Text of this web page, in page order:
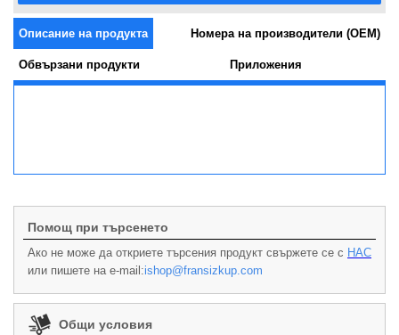
Описание на продукта Номера на производители (OEM)
Обвързани продукти Приложения
Помощ при търсенето
Ако не може да откриете търсения продукт свържете се с НАС
или пишете на e-mail:ishop@fransizkup.com
Общи условия